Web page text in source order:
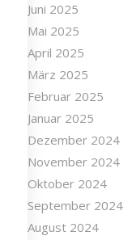
Juni 2025
Mai 2025
April 2025
März 2025
Februar 2025
Januar 2025
Dezember 2024
November 2024
Oktober 2024
September 2024
August 2024